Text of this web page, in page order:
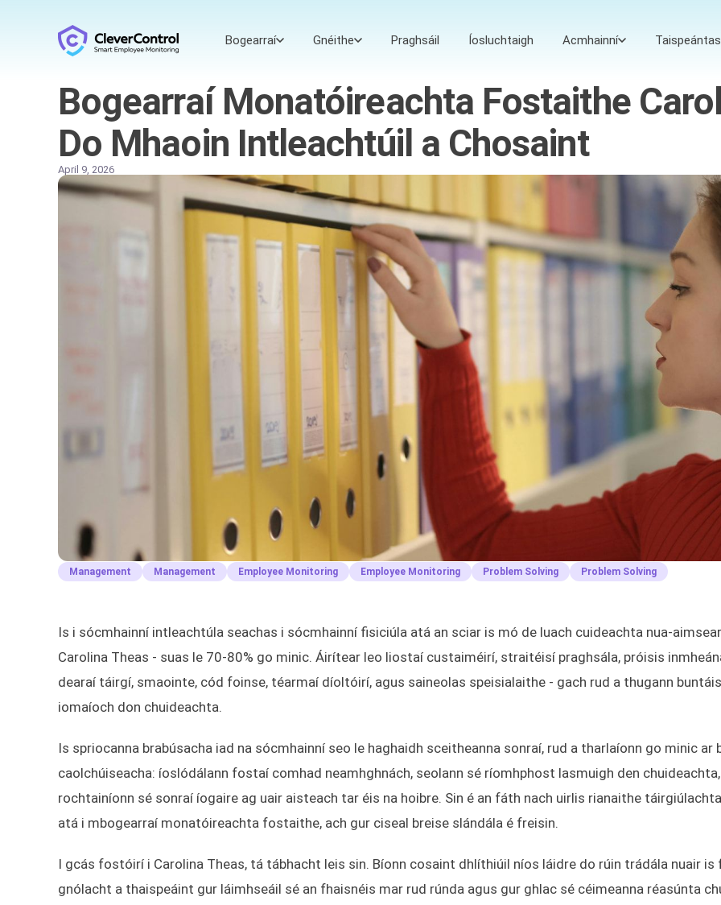
Bogearraí Gnéithe Praghsáil Íosluchtaigh Acmhainní Taispeántas
Bogearraí Monatóireachta Fostaithe
Do Mhaoin Intleachtúil a Chosaint
April 9, 2026
Management Management Employee Monitoring Employee Monitoring Problem Solving Problem Solving
Is i sócmhainní intleachtúla seachas i sócmhainní fisiciúla atá an sciar is mó de luach cuideachta nua-
Carolina Theas - suas le 70-80% go minic. Áirítear leo liostaí custaiméirí, straitéisí praghsála, próisis
dearaí táirgí, smaointe, cód foinse, téarmaí díoltóirí, agus saineolas speisialaithe - gach rud a thugann
iomaíoch don chuideachta.
Is spriocanna brabúsacha iad na sócmhainní seo le haghaidh sceitheanna sonraí, rud a tharlaíonn go minic ar
caolchúiseacha: íoslódálann fostaí comhad neamhghnách, seolann sé ríomhphost lasmuigh den
rochtainíonn sé sonraí íogaire ag uair aisteach tar éis na hoibre. Sin é an fáth nach uirlis rianaithe
atá i mbogearraí monatóireachta fostaithe, ach gur ciseal breise slándála é freisin.
I gcás fostóirí i Carolina Theas, tá tábhacht leis sin. Bíonn cosaint dhlíthiúil níos láidre do rúin trádála nuair is
gnólacht a thaispeáint gur láimhseáil sé an fhaisnéis mar rud rúnda agus gur ghlac sé céimeanna réasúnta